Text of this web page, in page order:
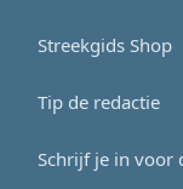
Streekgids Shop
Tip de redactie
Schrijf je in voor